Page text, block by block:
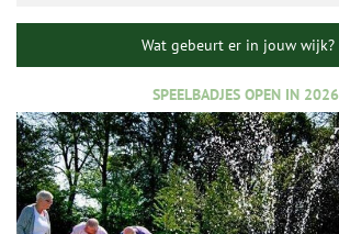
Wat gebeurt er in jouw wijk?
SPEELBADJES OPEN IN 2026